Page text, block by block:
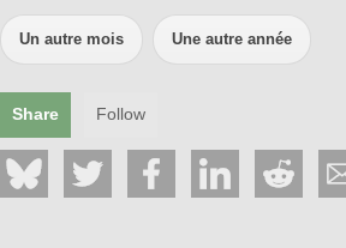
Un autre mois Une autre année
Share Follow